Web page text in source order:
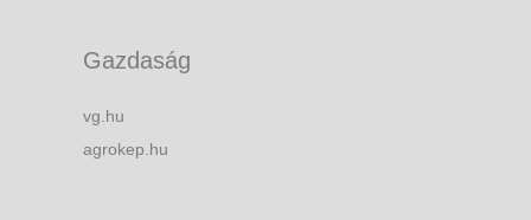
Gazdaság
vg.hu
agrokep.hu